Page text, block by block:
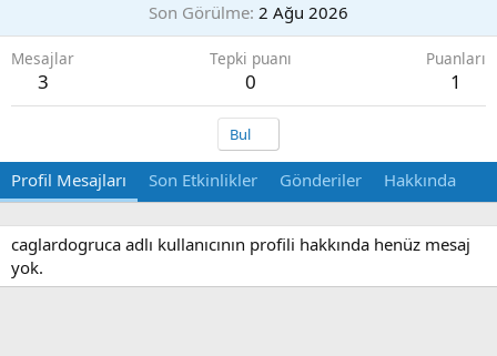
Son Görülme 2 Ağu 2026
Mesajlar
3
Tepki puanı
0
Puanları
1
Bul
Profil Mesajları Son Etkinlikler Gönderiler Hakkında
caglardogruca adlı kullanıcının profili hakkında henüz mesaj
yok.